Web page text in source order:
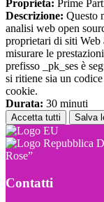
Proprieta: Prime
Descrizione: Questo
analisi web open
proprietari di siti Web
misurare le
prefisso _pk_ses è
si ritiene sia un
cookie.
Durata: 30 minuti
Accetta tutti Salva
Rose”
Contatti